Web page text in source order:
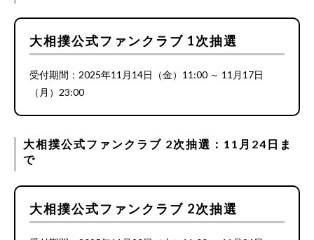
大相撲公式ファンクラブ 1次抽選
受付期間：2025年11月14日（金）11:00 ～ 11月17日
（月）23:00
大相撲公式ファンクラブ 2次抽選：11月24日ま
で
大相撲公式ファンクラブ 2次抽選